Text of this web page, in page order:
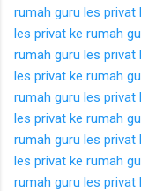
rumah guru les privat
les privat ke rumah
rumah guru les privat
les privat ke rumah
rumah guru les privat
les privat ke rumah
rumah guru les privat
les privat ke rumah
rumah guru les privat